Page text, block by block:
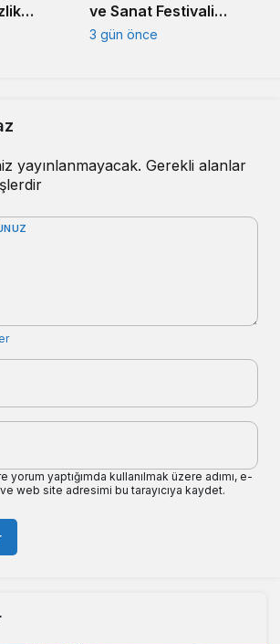
ve Sanat Festivali
Başladı
3 gün önce
yayınlanmayacak. Gerekli alanlar
yorum yaptığımda kullanılmak üzere adımı, e-
web site adresimi bu tarayıcıya kaydet.